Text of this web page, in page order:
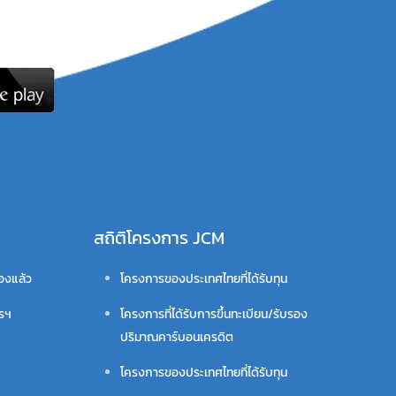
งแล้ว
ฯ
สถิติโครงการ JCM
โครงการของประเทศไทยที่ได้รับทุน
โครงการที่ได้รับการขึ้นทะเบียน/รับรอง
ปริมาณคาร์บอนเครดิต
โครงการของประเทศไทยที่ได้รับทุน